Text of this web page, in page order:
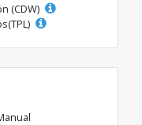
(CDW)